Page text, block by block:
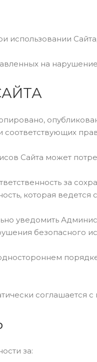
использовании
на
Сайта может
за
которая ведется
уведомить
безопасного
соглашается
за: